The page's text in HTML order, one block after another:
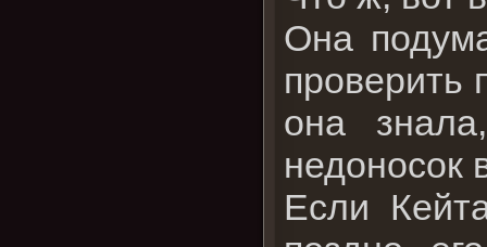
Она
проверить
она
недоносок
Если